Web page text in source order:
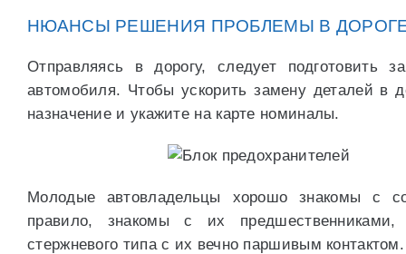
НЮАНСЫ РЕШЕНИЯ ПРОБЛЕМЫ В
Отправляясь в дорогу, следует подготовить
автомобиля. Чтобы ускорить замену деталей в
назначение и укажите на карте номиналы.
Молодые автовладельцы хорошо знакомы с
правило, знакомы с их предшественниками,
стержневого типа с их вечно паршивым контактом.